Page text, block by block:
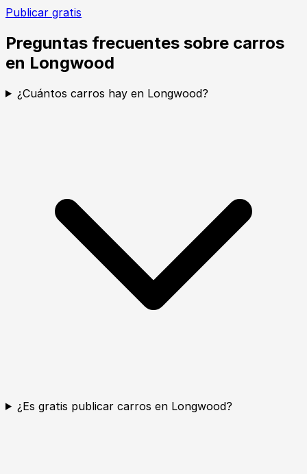
Publicar gratis
Preguntas frecuentes sobre carros
en Longwood
¿Cuántos carros hay en Longwood?
¿Es gratis publicar carros en Longwood?